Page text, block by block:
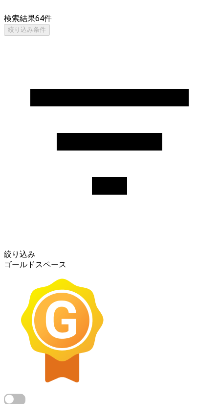
検索結果64件
絞り込み条件
絞り込み
ゴールドスペース